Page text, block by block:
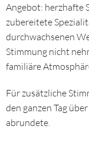
Angebot: herzhafte
zubereitete
durchwachsenen
Stimmung nicht
familiäre
Für zusätzliche
den ganzen Tag
abrundete.